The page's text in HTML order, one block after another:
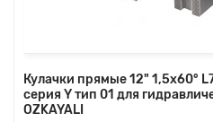
Кулачки прямые 12" 1,5x60°
серия Y тип 01 для
OZKAYALI